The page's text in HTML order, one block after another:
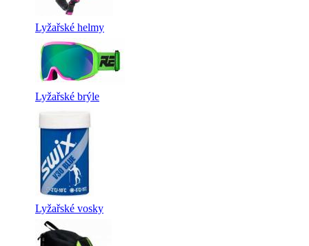
Lyžařské helmy
Lyžařské brýle
Lyžařské vosky